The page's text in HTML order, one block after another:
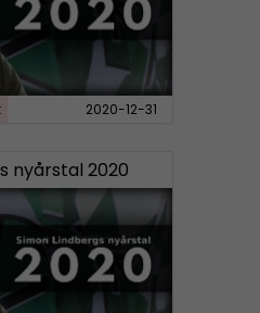
2020-12-31
nyårstal 2020